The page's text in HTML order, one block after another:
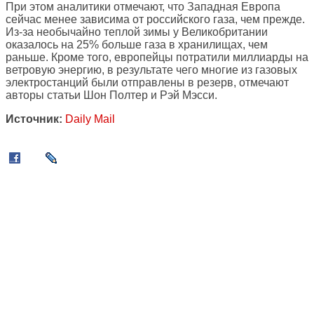
При этом аналитики отмечают, что Западная Европа
сейчас менее зависима от российского газа, чем прежде.
Из-за необычайно теплой зимы у Великобритании
оказалось на 25% больше газа в хранилищах, чем
раньше. Кроме того, европейцы потратили миллиарды на
ветровую энергию, в результате чего многие из газовых
электростанций были отправлены в резерв, отмечают
авторы статьи Шон Полтер и Рэй Мэсси.
Источник: Daily Mail